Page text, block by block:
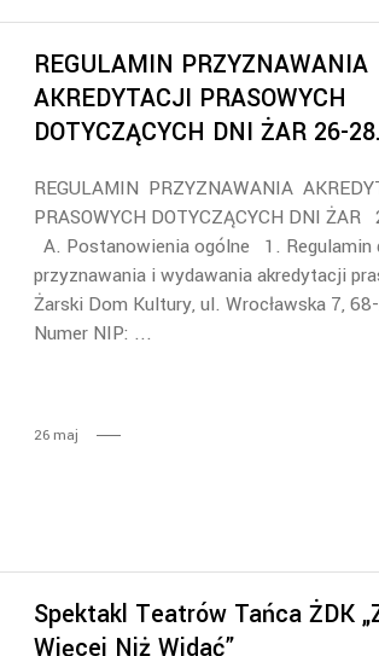
REGULAMIN PRZYZNAWANIA
AKREDYTACJI PRASOWYCH
DOTYCZĄCYCH DNI ŻAR 26-
REGULAMIN PRZYZNAWANIA
PRASOWYCH DOTYCZĄCYCH DNI
A. Postanowienia ogólne 1. Regulamin
przyznawania i wydawania akredytacji
Żarski Dom Kultury, ul. Wrocławska 7,
Numer NIP:
26 maj
Spektakl Teatrów Tańca ŻDK
Więcej Niż Widać”